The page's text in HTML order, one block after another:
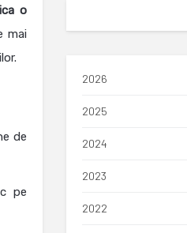
o
mai
de
pe
2026
2025
2024
2023
2022